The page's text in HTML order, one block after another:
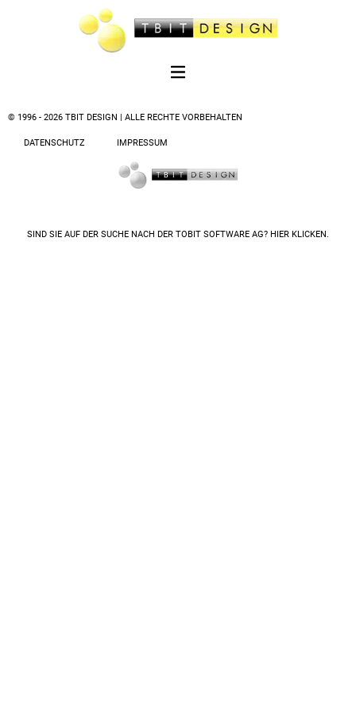
© 1996 - 2026 TBIT DESIGN | ALLE RECHTE VORBEHALTEN
DATENSCHUTZ IMPRESSUM
SIND SIE AUF DER SUCHE NACH DER TOBIT SOFTWARE AG? HIER KLICKEN.